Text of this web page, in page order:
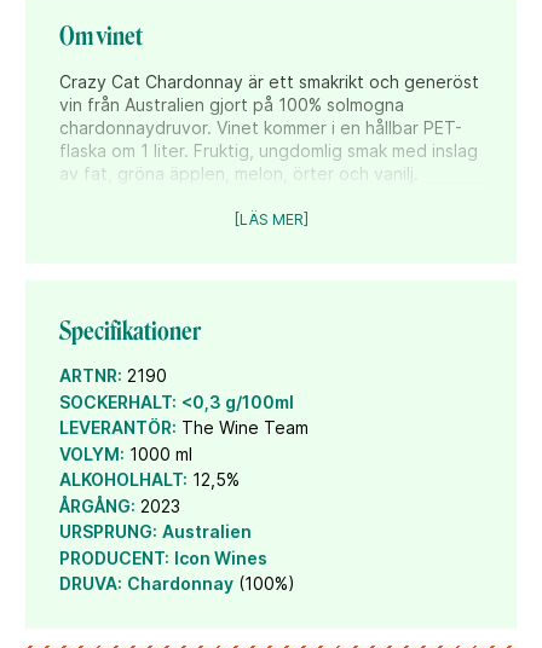
Om vinet
Crazy Cat Chardonnay är ett smakrikt och generöst
vin från Australien gjort på 100% solmogna
chardonnaydruvor. Vinet kommer i en hållbar PET-
flaska om 1 liter. Fruktig, ungdomlig smak med inslag
av fat, gröna äpplen, melon, örter och vanilj.
sås, till picknicken med matigare mackor eller till en
[LÄS MER]
Specifikationer
ARTNR: 2190
SOCKERHALT: <0,3 g/100ml
LEVERANTÖR: The Wine Team
VOLYM: 1000 ml
ALKOHOLHALT: 12,5%
ÅRGÅNG: 2023
URSPRUNG: Australien
PRODUCENT: Icon Wines
DRUVA: Chardonnay (100%)